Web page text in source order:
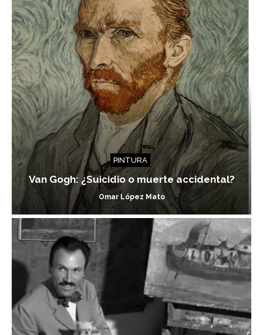
PINTURA
Van Gogh: ¿Suicidio o muerte accidental?
Omar López Mato